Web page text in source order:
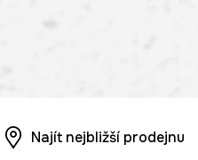
Najít nejbližší prodejnu